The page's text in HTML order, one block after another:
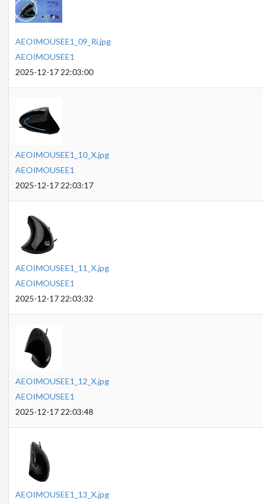
AEOIMOUSEE1_09_Ri.jpg
AEOIMOUSEE1
2025-12-17 22:03:00
AEOIMOUSEE1_10_X.jpg
AEOIMOUSEE1
2025-12-17 22:03:17
AEOIMOUSEE1_11_X.jpg
AEOIMOUSEE1
2025-12-17 22:03:32
AEOIMOUSEE1_12_X.jpg
AEOIMOUSEE1
2025-12-17 22:03:48
AEOIMOUSEE1_13_X.jpg